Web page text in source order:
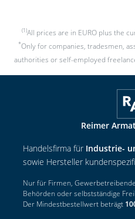
(1)All prices are in EURO plus the
*Only for companies, tradesmen,
authorities or self-employed
Reimer
Handelsfirma für Industrie-
sowie Hersteller
Nur für Firmen,
Behörden oder selbstständige
Der Mindestbestellwert beträgt